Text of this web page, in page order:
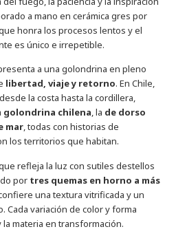
a mano en cerámica gres por
honra los procesos lentos y el
es único e irrepetible.
a una golondrina en pleno
libertad, viaje y retorno. En Chile,
la costa hasta la cordillera,
golondrina chilena, la de dorso
mar, todas con historias de
los territorios que habitan.
refleja la luz con sutiles destellos
por tres quemas en horno a más
una textura vitrificada y un
Cada variación de color y forma
materia en transformación.